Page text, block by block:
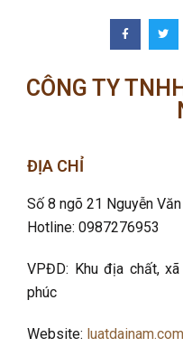
CÔNG TY
ĐỊA CHỈ
Số 8 ngõ 21 Nguyễn
Hotline: 0987276953
VPĐD: Khu địa chất,
phúc
Website: luatdainam.com